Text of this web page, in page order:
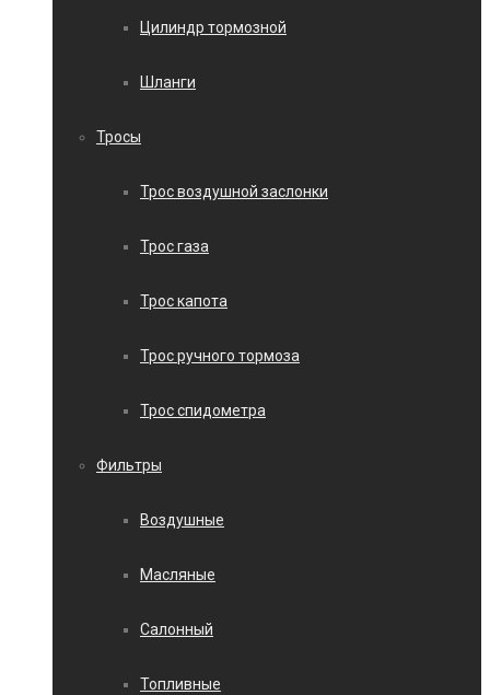
Цилиндр тормозной
Шланги
Тросы
Трос воздушной заслонки
Трос газа
Трос капота
Трос ручного тормоза
Трос спидометра
Фильтры
Воздушные
Масляные
Салонный
Топливные